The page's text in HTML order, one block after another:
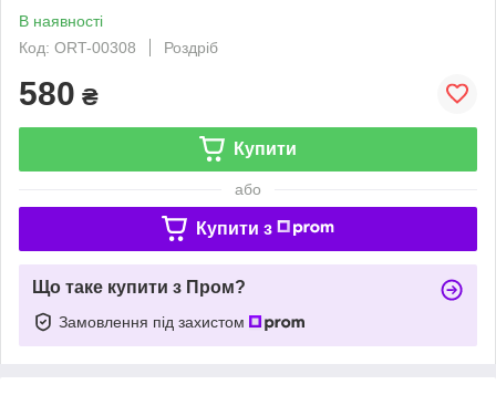
В наявності
Код: ORT-00308
Роздріб
580 ₴
Купити
або
Купити з
Що таке купити з Пром?
Замовлення під захистом